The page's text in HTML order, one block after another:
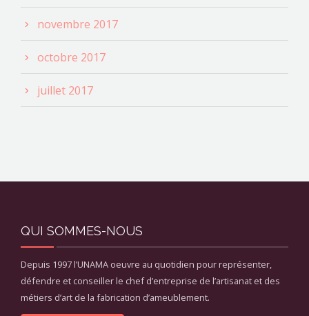
novembre 2017
octobre 2017
juillet 2017
QUI SOMMES-NOUS
Depuis 1997 l’UNAMA oeuvre au quotidien pour représenter,
défendre et conseiller le chef d’entreprise de l’artisanat et des
métiers d’art de la fabrication d’ameublement.